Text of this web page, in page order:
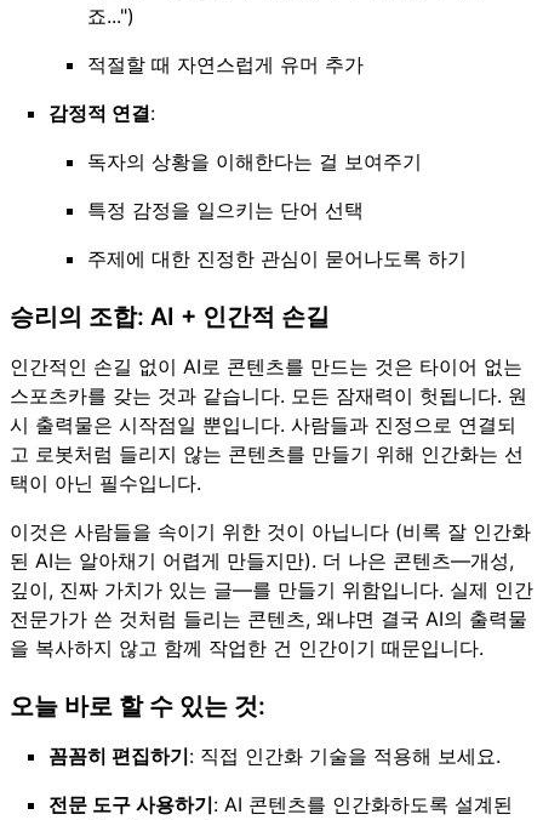
죠...")
적절할 때 자연스럽게 유머 추가
감정적 연결:
독자의 상황을 이해한다는 걸 보여주기
특정 감정을 일으키는 단어 선택
주제에 대한 진정한 관심이 묻어나도록 하기
승리의 조합: AI + 인간적 손길
인간적인 손길 없이 AI로 콘텐츠를 만드는 것은 타이어 없는
스포츠카를 갖는 것과 같습니다. 모든 잠재력이 헛됩니다. 원
시 출력물은 시작점일 뿐입니다. 사람들과 진정으로 연결되
고 로봇처럼 들리지 않는 콘텐츠를 만들기 위해 인간화는 선
택이 아닌 필수입니다.
이것은 사람들을 속이기 위한 것이 아닙니다 (비록 잘 인간화
된 AI는 알아채기 어렵게 만들지만). 더 나은 콘텐츠—개성,
깊이, 진짜 가치가 있는 글—를 만들기 위함입니다. 실제 인간
전문가가 쓴 것처럼 들리는 콘텐츠, 왜냐면 결국 AI의 출력물
을 복사하지 않고 함께 작업한 건 인간이기 때문입니다.
오늘 바로 할 수 있는 것:
꼼꼼히 편집하기: 직접 인간화 기술을 적용해 보세요.
전문 도구 사용하기: AI 콘텐츠를 인간화하도록 설계된